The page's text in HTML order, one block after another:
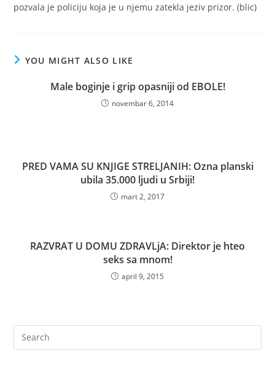
pozvala je policiju koja je u njemu zatekla jeziv prizor. (blic)
YOU MIGHT ALSO LIKE
Male boginje i grip opasniji od EBOLE!
novembar 6, 2014
PRED VAMA SU KNJIGE STRELJANIH: Ozna planski
ubila 35.000 ljudi u Srbiji!
mart 2, 2017
RAZVRAT U DOMU ZDRAVLjA: Direktor je hteo
seks sa mnom!
april 9, 2015